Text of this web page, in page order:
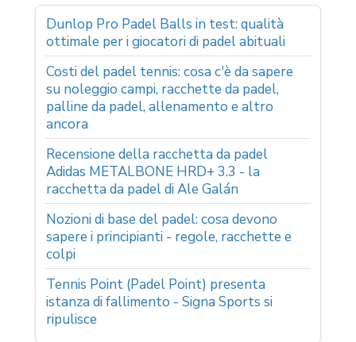
Dunlop Pro Padel Balls in test: qualità
ottimale per i giocatori di padel abituali
Costi del padel tennis: cosa c'è da sapere
su noleggio campi, racchette da padel,
palline da padel, allenamento e altro
ancora
Recensione della racchetta da padel
Adidas METALBONE HRD+ 3.3 - la
racchetta da padel di Ale Galán
Nozioni di base del padel: cosa devono
sapere i principianti - regole, racchette e
colpi
Tennis Point (Padel Point) presenta
istanza di fallimento - Signa Sports si
ripulisce